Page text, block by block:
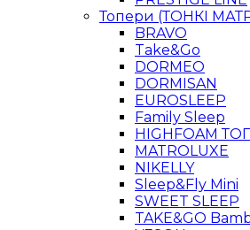
Топери (ТОНКІ
BRAVO
Take&Go
DORMEO
DORMISAN
EUROSLEEP
Family Sleep
HIGHFOAM
MATROLUXE
NIKELLY
Sleep&Fly Mini
SWEET SLEEP
TAKE&GO